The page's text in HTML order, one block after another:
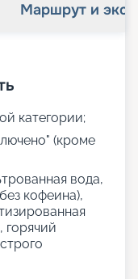
Маршрут и
категории;
(кроме
вода,
кофеина),
горячий